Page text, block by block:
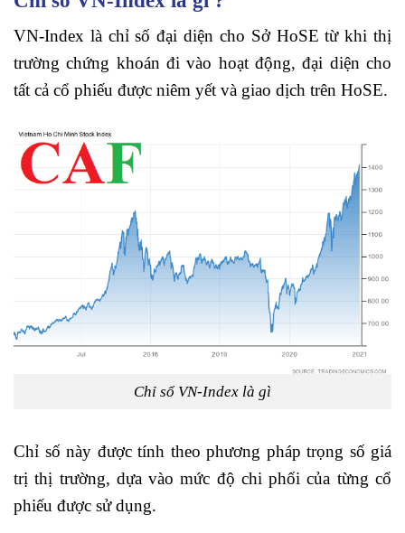
VN-Index là chỉ số đại diện cho Sở HoSE từ khi thị
trường chứng khoán đi vào hoạt động, đại diện cho
tất cả cổ phiếu được niêm yết và giao dịch trên HoSE.
Chỉ sổ VN-Index là gì
Chỉ số này được tính theo phương pháp trọng số giá
trị thị trường, dựa vào mức độ chi phối của từng cổ
phiếu được sử dụng.